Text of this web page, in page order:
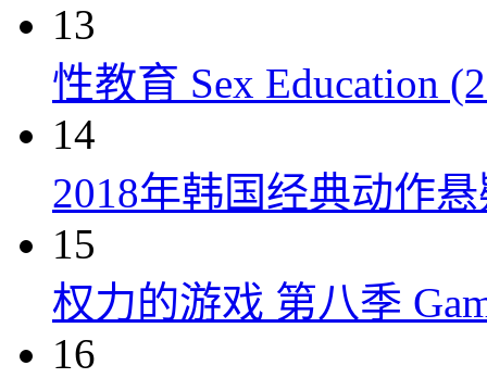
13
性教育 Sex Education
14
2018年韩国经典动作
15
权力的游戏 第八季
16